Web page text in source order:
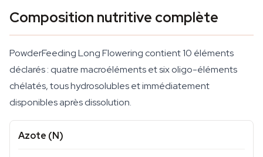
Composition nutritive complète
PowderFeeding Long Flowering contient 10 éléments
déclarés : quatre macroéléments et six oligo-éléments
chélatés, tous hydrosolubles et immédiatement
disponibles après dissolution.
Azote (N)